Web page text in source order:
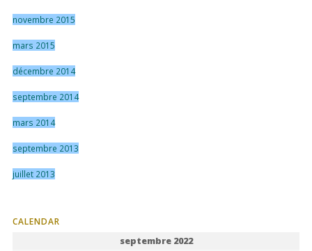
novembre 2015
mars 2015
décembre 2014
septembre 2014
mars 2014
septembre 2013
juillet 2013
CALENDAR
septembre 2022